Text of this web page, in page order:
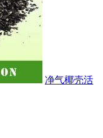
净气椰壳活